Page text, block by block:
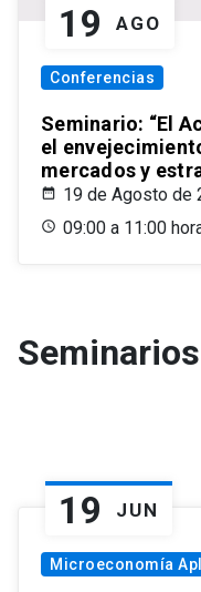
19 AGO
Conferencias
Seminario: “El
el
mercados y
19 de Agosto de
09:00 a 11:00
Seminarios
19 JUN
Microeconomía